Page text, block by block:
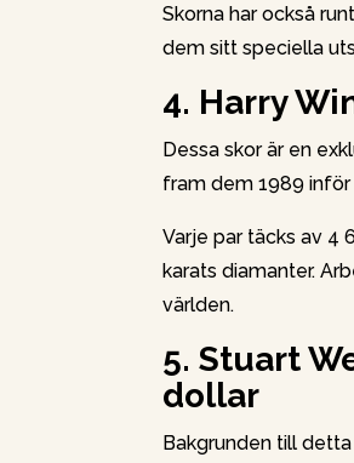
Skorna har också
dem sitt speciella
4. Harry
Dessa skor är en
fram dem 1989
Varje par täcks av 4
karats diamanter.
världen.
5. Stuart
dollar
Bakgrunden till